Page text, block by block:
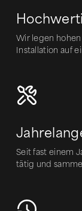
Wir legen
Installation auf
Seit fast einem
tätig und